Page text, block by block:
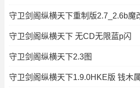
守卫剑阁纵横天下 无CD无限蓝p闪
守卫剑阁纵横天下2.3图
守卫剑阁纵横天下1.9.0HKE版 钱木